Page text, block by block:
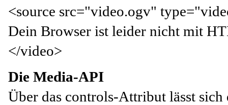
<source src="video.ogv"
Dein Browser ist leider nicht mit
</video>
Die Media-API
Über das controls-Attribut lässt